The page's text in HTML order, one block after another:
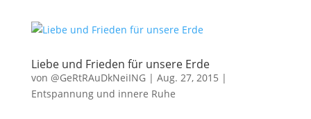
Liebe und Frieden für unsere Erde
von @GeRtRAuDkNeiING| Aug. 27, 2015 |
Entspannung und innere Ruhe